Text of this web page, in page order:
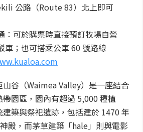
公路（Route 83）北上即可
：可於購票時直接預訂牧場自營
車；也可搭乘公車 60 號路線
谷（Waimea Valley）是一座結合
園區，園內有超過 5,000 種植
築與祭祀遺跡，包括建於 1470 年
殿，而茅草建築「hale」則與電影